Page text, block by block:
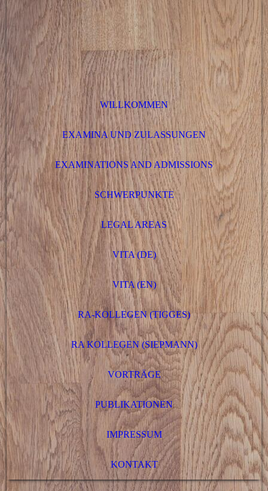
WILLKOMMEN
EXAMINA UND ZULASSUNGEN
EXAMINATIONS AND ADMISSIONS
SCHWERPUNKTE
LEGAL AREAS
VITA (DE)
VITA (EN)
RA-KOLLEGEN (TIGGES)
RA KOLLEGEN (SIEPMANN)
VORTRÄGE
PUBLIKATIONEN
IMPRESSUM
KONTAKT